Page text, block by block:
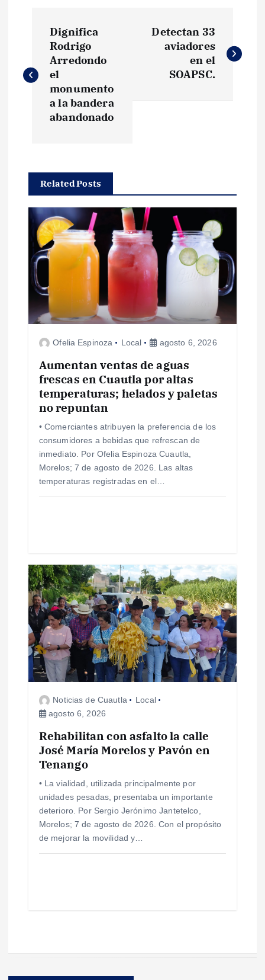
v
a
c
ó
n
d
s
Dignifica
Rodrigo
Arredondo
el
monumento
a la bandera
abandonado
Detectan 33
aviadores
en el
SOAPSC.
Related Posts
Ofelia Espinoza Local agosto 6, 2026
Aumentan ventas de aguas
frescas en Cuautla por altas
temperaturas; helados y paletas
no repuntan
• Comerciantes atribuyen la preferencia de los
consumidores a bebidas que refrescan de
inmediato. Por Ofelia Espinoza Cuautla,
Morelos; 7 de agosto de 2026. Las altas
temperaturas registradas en el…
Noticias de Cuautla
Local
agosto 6, 2026
Rehabilitan con asfalto la calle
José María Morelos y Pavón en
Tenango
• La vialidad, utilizada principalmente por
unidades pesadas, presentaba un importante
deterioro. Por Sergio Jerónimo Jantetelco,
Morelos; 7 de agosto de 2026. Con el propósito
de mejorar la movilidad y…